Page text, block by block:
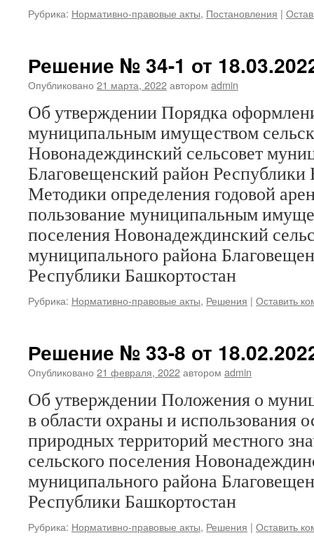
Рубрика: Нормативно-правовые акты, Постановления |
Решение № 34-1 от
Опубликовано 21 марта, 2022автором admin
Об утверждении Порядка
муниципальным имуществом
Новонадеждинский сельсовет
Благовещенский район Республики
Методики определения годовой
пользование муниципальным
поселения Новонадеждинский
муниципального района
Республики Башкортостан
Рубрика: Нормативно-правовые акты, Решения | Оставить
Решение № 33-8 от
Опубликовано 21 февраля, 2022автором admin
Об утверждении Положения о
в области охраны и использования
природных территорий местного
сельского поселения
муниципального района
Республики Башкортостан
Рубрика: Нормативно-правовые акты, Решения | Оставить